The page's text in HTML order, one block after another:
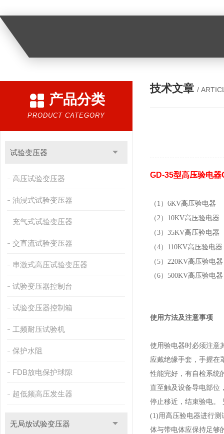
技术文章 /
GD-35型高压验电
（1 ） 6KV高压验电
（2） 10KV高压验电
（3） 35KV高压验电
（4） 110KV高压验电
（5） 220KV高压验电
（6） 500KV高压验电
使用方法及注意事项
使用验电器时必须注意
应戴绝缘手套，手握在
性能完好，有自检系统
直至触及设备导电部位
停止移近，结束验电
(1)用高压验电器进行
体与带电体应保持足够
产品分类
PRODUCT CATEGORY
试验变压器
高压试验变压器
油浸式试验变压器
充气式试验变压器
交直流试验变压器
串激式高压试验变压器
试验变压器控制台
试验变压器控制箱
工频耐压试验机
保护水阻
FDB放电保护球隙
超低频高压发生器
无局放试验变压器